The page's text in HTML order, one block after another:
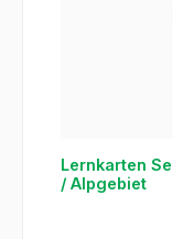
Lernkarten
/ Alpgebiet